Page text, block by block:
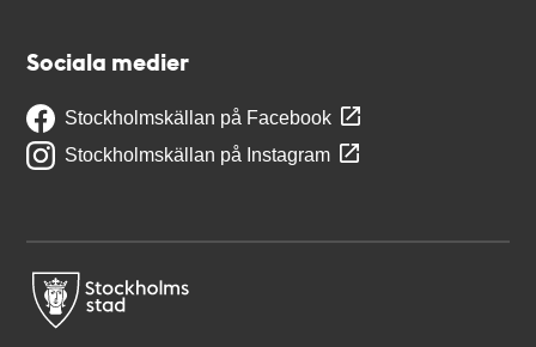
Sociala medier
Stockholmskällan på Facebook
Stockholmskällan på Instagram